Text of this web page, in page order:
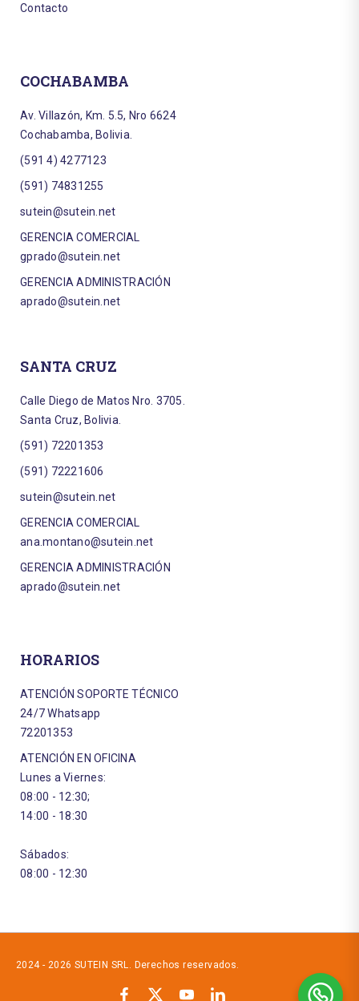
Contacto
COCHABAMBA
Av. Villazón, Km. 5.5, Nro 6624
Cochabamba, Bolivia.
(591 4) 4277123
(591) 74831255
sutein@sutein.net
GERENCIA COMERCIAL
gprado@sutein.net
GERENCIA ADMINISTRACIÓN
aprado@sutein.net
SANTA CRUZ
Calle Diego de Matos Nro. 3705.
Santa Cruz, Bolivia.
(591) 72201353
(591) 72221606
sutein@sutein.net
GERENCIA COMERCIAL
ana.montano@sutein.net
GERENCIA ADMINISTRACIÓN
aprado@sutein.net
HORARIOS
ATENCIÓN SOPORTE TÉCNICO
24/7 Whatsapp
72201353
ATENCIÓN EN OFICINA
Lunes a Viernes:
08:00 - 12:30;
14:00 - 18:30
Sábados:
08:00 - 12:30
2024 - 2026 SUTEIN SRL. Derechos reservados.